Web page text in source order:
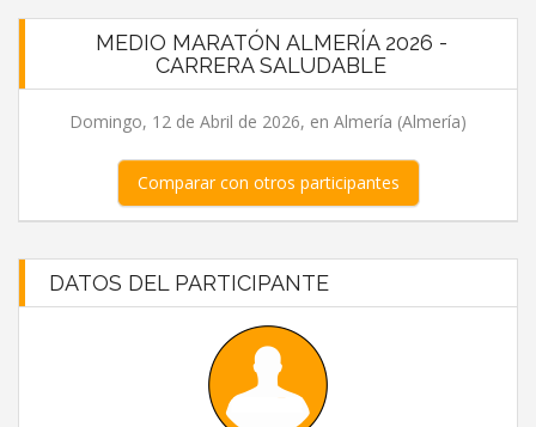
MEDIO MARATÓN ALMERÍA 2026 -
CARRERA SALUDABLE
Domingo, 12 de Abril de 2026, en Almería (Almería)
Comparar con otros participantes
DATOS DEL PARTICIPANTE